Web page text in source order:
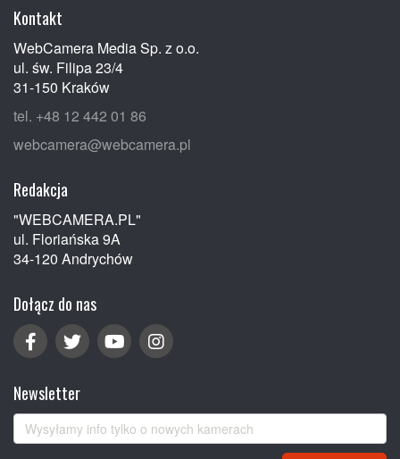
Kontakt
WebCamera Media Sp. z o.o.
ul. św. Filipa 23/4
31-150 Kraków
tel. +48 12 442 01 86
webcamera@webcamera.pl
Redakcja
"WEBCAMERA.PL"
ul. Floriańska 9A
34-120 Andrychów
Dołącz do nas
Newsletter